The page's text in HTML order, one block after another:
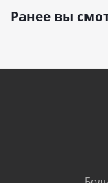
Ранее вы